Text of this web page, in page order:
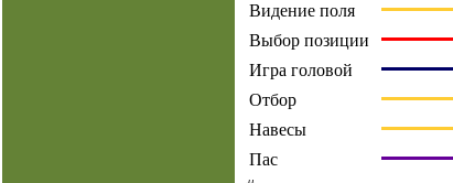
Видение поля
Выбор позиции
Игра головой
Отбор
Навесы
Пас